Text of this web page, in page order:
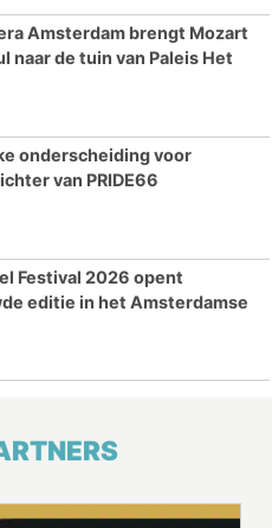
Amsterdam brengt Mozart
naar de tuin van Paleis Het
onderscheiding voor
van PRIDE66
Festival 2026 opent
editie in het Amsterdamse